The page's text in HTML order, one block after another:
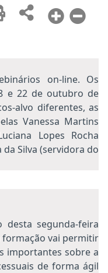
on-line. Os
e 22 de outubro de
alvo diferentes, as
Vanessa Martins
Lopes Rocha
da Silva (servidora do
segunda-feira
formação vai permitir
importantes sobre a
de forma ágil